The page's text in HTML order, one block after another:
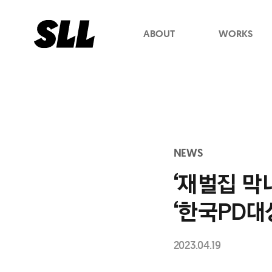
ABOUT WORKS
NEWS
‘재벌집
‘한국PD
2023.04.19